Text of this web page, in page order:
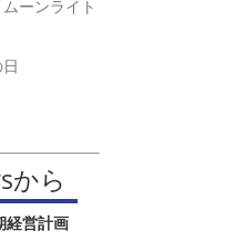
ーンライト
から
経営計画